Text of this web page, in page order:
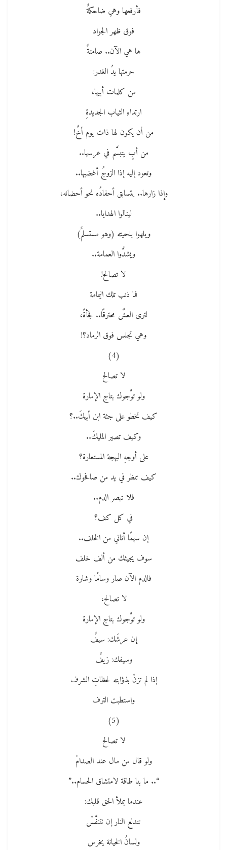
فأرفعها وهي ضاحكةٌ
فوق ظهر الجواد
ها هي الآن.. صامتةٌ
حرمتها يدُ الغدر:
من كلمات أبيها،
ارتداءِ الثياب الجديدةِ
من أن يكون لها ذات يوم أخٌ!
من أبٍ يتبسَّم في عرسها..
وتعود إليه إذا الزوجُ أغضبها..
وإذا زارها.. يتسابق أحفادُه نحو أحضانه،
لينالوا الهدايا..
ويلهوا بلحيته (وهو مستسلمٌ)
ويشدُّوا العمامة..
لا تصالح!
فما ذنب تلك اليمامة
لترى العشَّ محترقًا.. فجأةً،
وهي تجلس فوق الرماد؟!
(4)
لا تصالح
ولو توَّجوك بتاج الإمارة
كيف تخطو على جثة ابن أبيكَ..؟
وكيف تصير المليكَ..
على أوجهِ البهجة المستعارة؟
كيف تنظر في يد من صافحوك..
فلا تبصر الدم..
في كل كف؟
إن سهمًا أتاني من الخلف..
سوف يجيئك من ألف خلف
فالدم الآن صار وسامًا وشارة
لا تصالح،
ولو توَّجوك بتاج الإمارة
إن عرشَك: سيفٌ
وسيفك: زيفٌ
إذا لم تزنْ بذؤابته لحظاتِ الشرف
واستطبت الترف
(5)
لا تصالح
ولو قال من مال عند الصدامْ
“.. ما بنا طاقة لامتشاق الحسام..”
عندما يملأ الحق قلبك:
تندلع النار إن تتنفَّسْ
ولسانُ الخيانة يخرس